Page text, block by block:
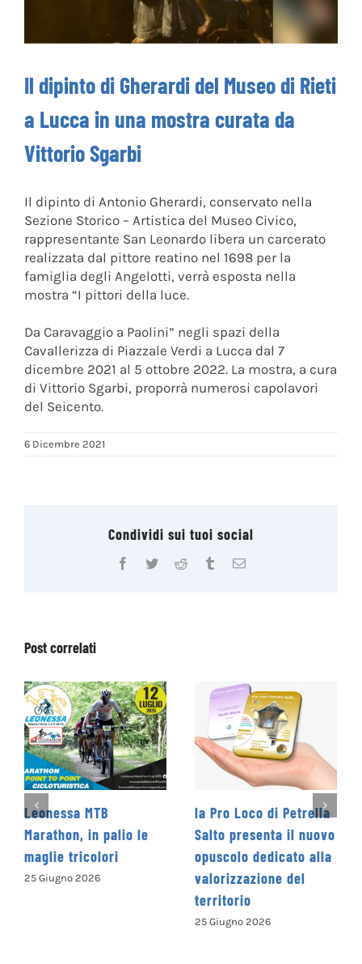
Il dipinto di Gherardi del Museo di Rieti
a Lucca in una mostra curata da
Vittorio Sgarbi
Il dipinto di Antonio Gherardi, conservato nella
Sezione Storico – Artistica del Museo Civico,
rappresentante San Leonardo libera un carcerato
realizzata dal pittore reatino nel 1698 per la
famiglia degli Angelotti, verrà esposta nella
mostra “I pittori della luce.
Da Caravaggio a Paolini” negli spazi della
Cavallerizza di Piazzale Verdi a Lucca dal 7
dicembre 2021 al 5 ottobre 2022. La mostra, a cura
di Vittorio Sgarbi, proporrà numerosi capolavori
del Seicento.
6 Dicembre 2021
Condividi sui tuoi social
Facebook
TwitterReddit TumblrEmail
Post correlati
palio le
la Pro Loco di Petrella
Salto presenta il nuovo
opuscolo dedicato alla
valorizzazione del
La
Levante
Concorso
Nazionale